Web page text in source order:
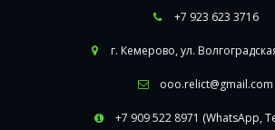
+7 923 623 3716
г. Кемерово,ул.
ooo.relict@gmail.com
+7 909 522 8971 (WhatsApp,